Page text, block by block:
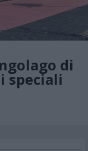
di
speciali